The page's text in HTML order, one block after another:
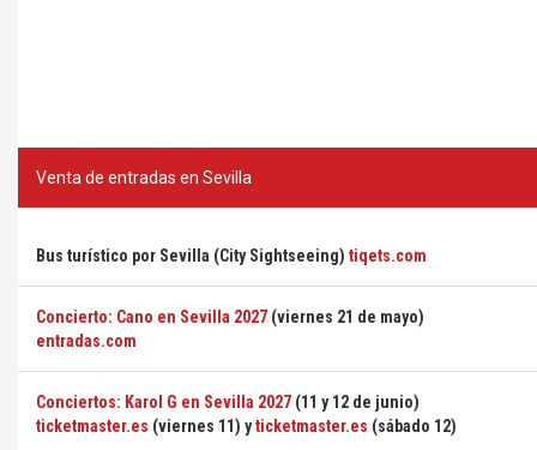
Venta de entradas en Sevilla
Bus turístico por Sevilla (City Sightseeing) tiqets.com
Concierto: Cano en Sevilla 2027 (viernes 21 de mayo)
entradas.com
Conciertos: Karol G en Sevilla 2027 (11 y 12 de junio)
ticketmaster.es (viernes 11) yticketmaster.es (sábado 12)